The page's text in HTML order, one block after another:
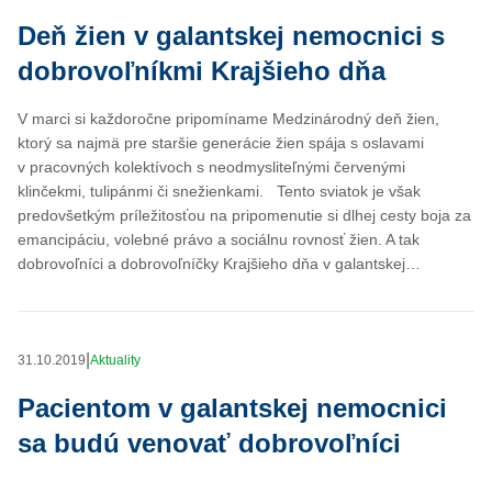
Deň žien v galantskej nemocnici s
dobrovoľníkmi Krajšieho dňa
V marci si každoročne pripomíname Medzinárodný deň žien,
ktorý sa najmä pre staršie generácie žien spája s oslavami
v pracovných kolektívoch s neodmysliteľnými červenými
klinčekmi, tulipánmi či snežienkami. Tento sviatok je však
predovšetkým príležitosťou na pripomenutie si dlhej cesty boja za
emancipáciu, volebné právo a sociálnu rovnosť žien. A tak
dobrovoľníci a dobrovoľníčky Krajšieho dňa v galantskej…
31.10.2019 Aktuality
Pacientom v galantskej nemocnici
sa budú venovať dobrovoľníci